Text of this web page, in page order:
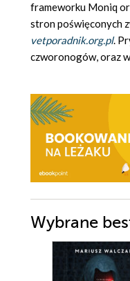
frameworku Moniq
stron poświęconych
vetporadnik.org.pl.
czworonogów, oraz
Wybrane